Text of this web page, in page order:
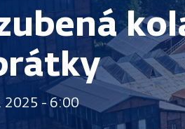
2025 - 6:00